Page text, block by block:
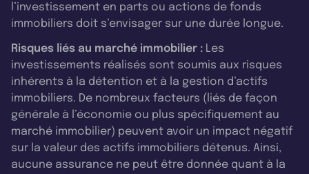
l’investissement en parts ou actions de fonds
immobiliers doit s’envisager sur une durée longue.
Risques liés au marché immobilier : Les
investissements réalisés sont soumis aux risques
inhérents à la détention et à la gestion d’actifs
immobiliers. De nombreux facteurs (liés de façon
générale à l’économie ou plus spécifiquement au
marché immobilier) peuvent avoir un impact négatif
sur la valeur des actifs immobiliers détenus. Ainsi,
aucune assurance ne peut être donnée quant à la